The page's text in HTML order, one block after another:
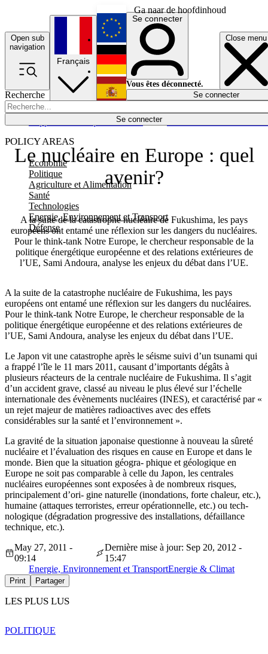
Ga naar de hoofdinhoud
Open sub
navigation
Close menu
Recherche
Se connecter
POLICY AREAS
Economie
Politique
Agriculture et Alimentation
Santé
Technologies
Energie, Environnement et Transport
Défense
Économie
Français
English
Deutsch
Español
Se connecter
Vous êtes déconnecté.
Se connecter
Le nucléaire en Europe : quel
avenir?
A la suite de la catastrophe nucléaire de Fukushima, les pays
européens ont entamé une réflexion sur les dangers du nucléaires.
Pour le think-tank Notre Europe, le chercheur responsable de la
politique énergétique européenne et des relations extérieures de
l’UE, Sami Andoura, analyse les enjeux du débat dans l’UE.
A la suite de la catastrophe nucléaire de Fukushima, les pays
européens ont entamé une réflexion sur les dangers du nucléaires.
Pour le think-tank Notre Europe, le chercheur responsable de la
politique énergétique européenne et des relations extérieures de
l’UE, Sami Andoura, analyse les enjeux du débat dans l’UE.
Le Japon vit une catastrophe après le séisme suivi d’un tsunami qui
a frappé l’île le 11 mars 2011, causant d’importants dégâts à
plusieurs réacteurs de la centrale nucléaire de Fukushima. Il s’agit
d’un accident grave, classé au niveau le plus élevé sur l’échelle
internationale des évènements nucléaires (INES), et caractérisé par «
un rejet majeur de matières radioactives avec des effets
considérables sur la santé et l’environnement ».
La gravité de la situation japonaise questionne à nouveau la sûreté
nucléaire et l’évaluation des risques en cause en Europe et dans le
monde. Bien que la situation géogra- phique et géologique en
Europe ne soit pas comparable à celle du Japon, les centrales
nucléaires européennes sont exposées à de nombreux risques,
principalement d’ori- gine naturelle (inondations, forte chaleur, etc.),
humaine (attaques terroristes, erreur opérationnelle, etc.) ou tech-
nologique (dégradation progressive des installations, défaillance
technique, etc.).
May 27, 2011 -
09:14
Dernière mise à jour: Sep 20, 2012 -
15:47
Energie, Environnement et TransportEnergie & Climat
Print Partager
LES PLUS LUS
POLITIQUE